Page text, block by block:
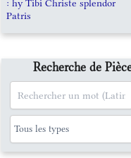
Patris
Recherche de